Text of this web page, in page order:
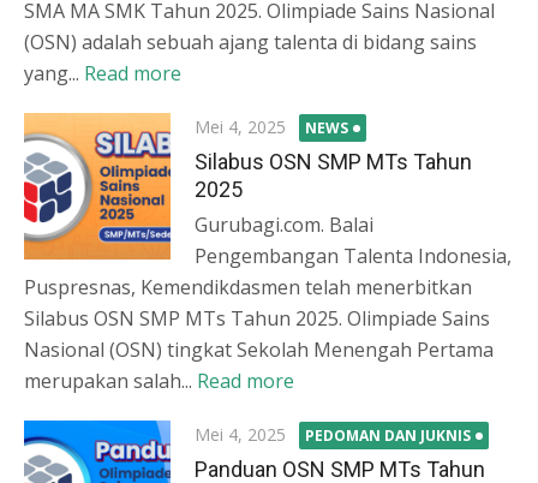
SMA MA SMK Tahun 2025. Olimpiade Sains Nasional
(OSN) adalah sebuah ajang talenta di bidang sains
yang... Read more
Posted
on
Mei 4, 2025 NEWS
Silabus OSN SMP MTs Tahun
2025
Gurubagi.com. Balai
Pengembangan Talenta Indonesia,
Puspresnas, Kemendikdasmen telah menerbitkan
Silabus OSN SMP MTs Tahun 2025. Olimpiade Sains
Nasional (OSN) tingkat Sekolah Menengah Pertama
merupakan salah... Read more
Posted
on
Mei 4, 2025 PEDOMAN DAN JUKNIS
Panduan OSN SMP MTs Tahun